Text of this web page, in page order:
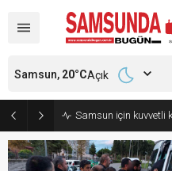
Samsun için kuvvetli
Samsun, 20°CAçık